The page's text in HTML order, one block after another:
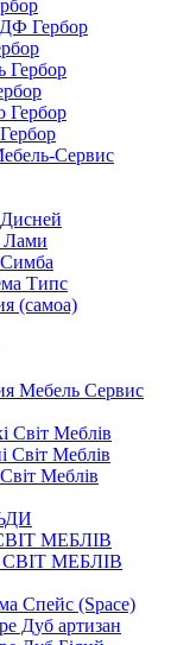
Гербор
Гербор
Гербор
Сервис
Лами
Типс
(самоа)
Мебель Сервис
Світ Меблів
Світ Меблів
Меблів
МЕБЛІВ
МЕБЛІВ
Спейс (Space)
Дуб артизан